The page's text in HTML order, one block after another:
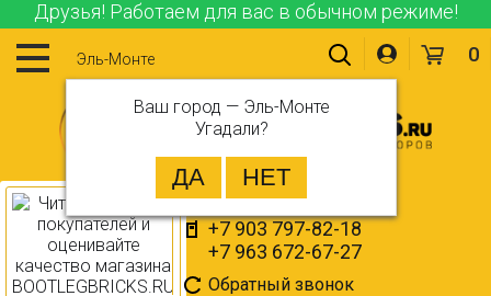
Друзья! Работаем для вас в обычном режиме!
Эль-Монте
Ваш город — Эль-Монте
Угадали?
+7 903 797-82-18
+7 963 672-67-27
Обратный звонок
0